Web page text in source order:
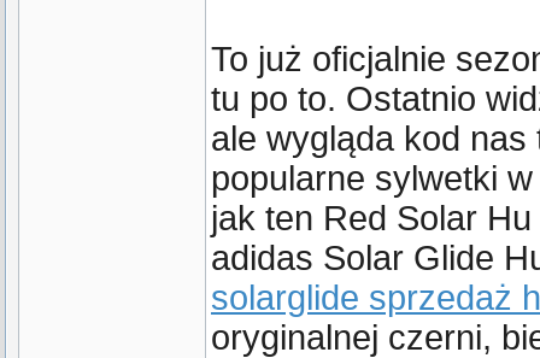
To już oficjalnie
tu po to. Ostatnio
ale wygląda kod
popularne sylwetki
jak ten Red Solar
adidas Solar Glide
solarglide sprzedaż
oryginalnej czerni,